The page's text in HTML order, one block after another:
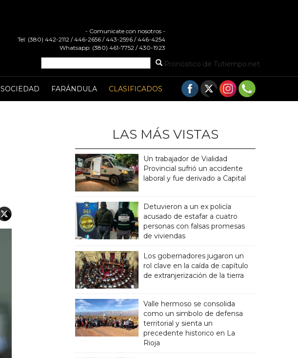
- Comunicate con nosotros -
Tel: (380) 442-2112 / 446-2656 / 443-2596 / 446-4254
Whatsapp: (380) 461-7752 / 430-1923
Pronóstico de Tutiempo.net
SOCIEDAD FARÁNDULA CLASIFICADOS
LAS MÁS VISTAS
Un trabajador de Vialidad
Provincial sufrió un accidente
laboral y fue derivado a Capital
Detuvieron a un ex policía
acusado de estafar a cuatro
personas con falsas promesas
de viviendas
Los gobernadores jugaron un
rol clave en la caída de capítulo
de extranjerización de la tierra
Valle hermoso se consolida
como un simbolo de defensa
territorial y sienta un
precedente historico en La
Rioja